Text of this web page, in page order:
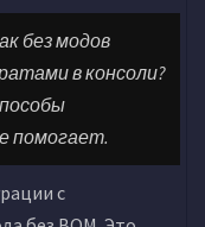
без модов
в консоли?
помогает.
с